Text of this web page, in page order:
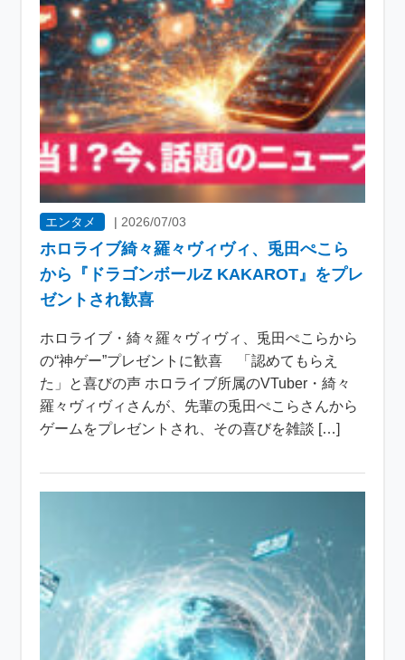
エンタメ | 2026/07/03
ホロライブ綺々羅々ヴィヴィ、兎田ぺこら
から『ドラゴンボールZ KAKAROT』をプレ
ゼントされ歓喜
ホロライブ・綺々羅々ヴィヴィ、兎田ぺこらから
の“神ゲー”プレゼントに歓喜 「認めてもらえ
た」と喜びの声 ホロライブ所属のVTuber・綺々
羅々ヴィヴィさんが、先輩の兎田ぺこらさんから
ゲームをプレゼントされ、その喜びを雑談 […]